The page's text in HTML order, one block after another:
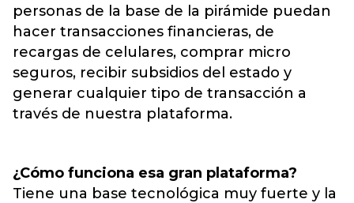
personas de la base de la pirámide puedan
hacer transacciones financieras, de
recargas de celulares, comprar micro
seguros, recibir subsidios del estado y
generar cualquier tipo de transacción a
través de nuestra plataforma.
¿Cómo funciona esa gran plataforma?
Tiene una base tecnológica muy fuerte y la